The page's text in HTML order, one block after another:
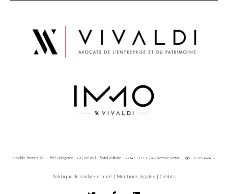
Vivaldi Chronos © - Hôtel Delagarde - 120, rue de l'Hôpital Militaire - 59043 LILLE / 45 avenue Victor Hugo - 75116 PARIS
Politique de confidentialité | Mentions légales | Crédits